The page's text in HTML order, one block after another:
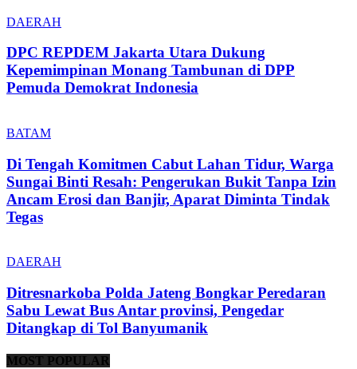
DAERAH
DPC REPDEM Jakarta Utara Dukung
Kepemimpinan Monang Tambunan di DPP
Pemuda Demokrat Indonesia
BATAM
Di Tengah Komitmen Cabut Lahan Tidur, Warga
Sungai Binti Resah: Pengerukan Bukit Tanpa Izin
Ancam Erosi dan Banjir, Aparat Diminta Tindak
Tegas
DAERAH
Ditresnarkoba Polda Jateng Bongkar Peredaran
Sabu Lewat Bus Antar provinsi, Pengedar
Ditangkap di Tol Banyumanik
MOST POPULAR